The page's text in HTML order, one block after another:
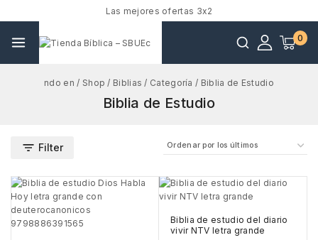
Las mejores ofertas 3x2
0
ndo en / Shop / Biblias / Categoría / Biblia de Estudio
Biblia de Estudio
Filter
Biblia de estudio del diario
vivir NTV letra grande